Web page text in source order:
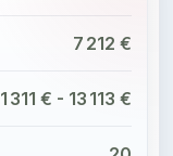
7 212 €
1 311 € - 13 113 €